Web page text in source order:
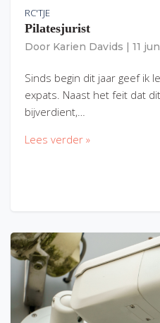
RC'TJE
Pilatesjurist
Door Karien Davids 11
Sinds begin dit jaar geef ik
expats. Naast het feit dat
bijverdient,…
Lees verder »